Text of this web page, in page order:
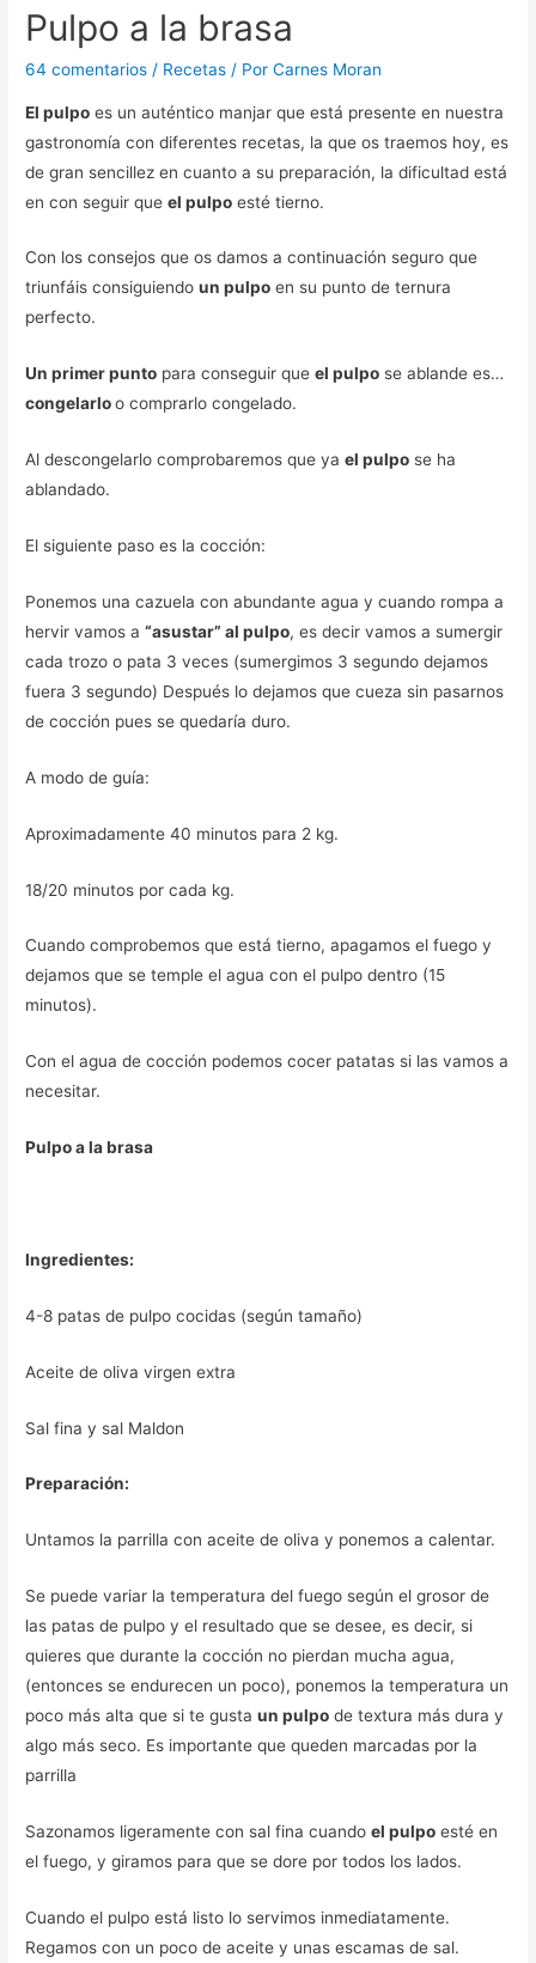
Pulpo a la brasa
64 comentarios / Recetas / PorCarnes Moran
El pulpo es un auténtico manjar que está presente en nuestra
gastronomía con diferentes recetas, la que os traemos hoy, es
de gran sencillez en cuanto a su preparación, la dificultad está
en con seguir queel pulpo esté tierno.
Con los consejos que os damos a continuación seguro que
triunfáis consiguiendoun pulpo en su punto de ternura
perfecto.
Un primer punto para conseguir queel pulpo se ablande es…
congelarloo comprarlo congelado.
Al descongelarlo comprobaremos que yael pulpo se ha
ablandado.
El siguiente paso es la cocción:
Ponemos una cazuela con abundante agua y cuando rompa a
hervir vamos a“asustar” al pulpo, es decir vamos a sumergir
cada trozo o pata 3 veces (sumergimos 3 segundo dejamos
fuera 3 segundo) Después lo dejamos que cueza sin pasarnos
de cocción pues se quedaría duro.
A modo de guía:
Aproximadamente 40 minutos para 2 kg.
18/20 minutos por cada kg.
Cuando comprobemos que está tierno, apagamos el fuego y
dejamos que se temple el agua con el pulpo dentro (15
minutos).
Con el agua de cocción podemos cocer patatas si las vamos a
necesitar.
Pulpo a la brasa
Ingredientes:
4-8 patas de pulpo cocidas (según tamaño)
Aceite de oliva virgen extra
Sal fina y sal Maldon
Preparación:
Untamos la parrilla con aceite de oliva y ponemos a calentar.
Se puede variar la temperatura del fuego según el grosor de
las patas de pulpo y el resultado que se desee, es decir, si
quieres que durante la cocción no pierdan mucha agua,
(entonces se endurecen un poco), ponemos la temperatura un
poco más alta que si te gustaun pulpo de textura más dura y
algo más seco. Es importante que queden marcadas por la
parrilla
Sazonamos ligeramente con sal fina cuandoel pulpo esté en
el fuego, y giramos para que se dore por todos los lados.
Cuando el pulpo está listo lo servimos inmediatamente.
Regamos con un poco de aceite y unas escamas de sal.